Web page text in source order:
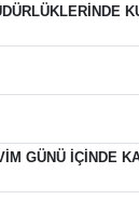
GÜNÜ İÇİNDE